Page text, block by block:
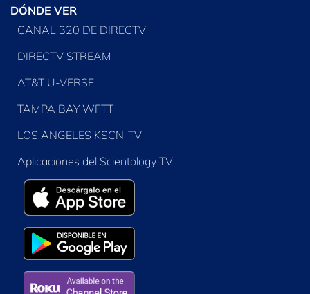
DÓNDE VER
CANAL 320 DE DIRECTV
DIRECTV STREAM
AT&T U-VERSE
TAMPA BAY WFTT
LOS ANGELES KSCN-TV
Aplicaciones del Scientology TV